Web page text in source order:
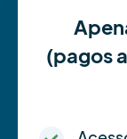
(pagos